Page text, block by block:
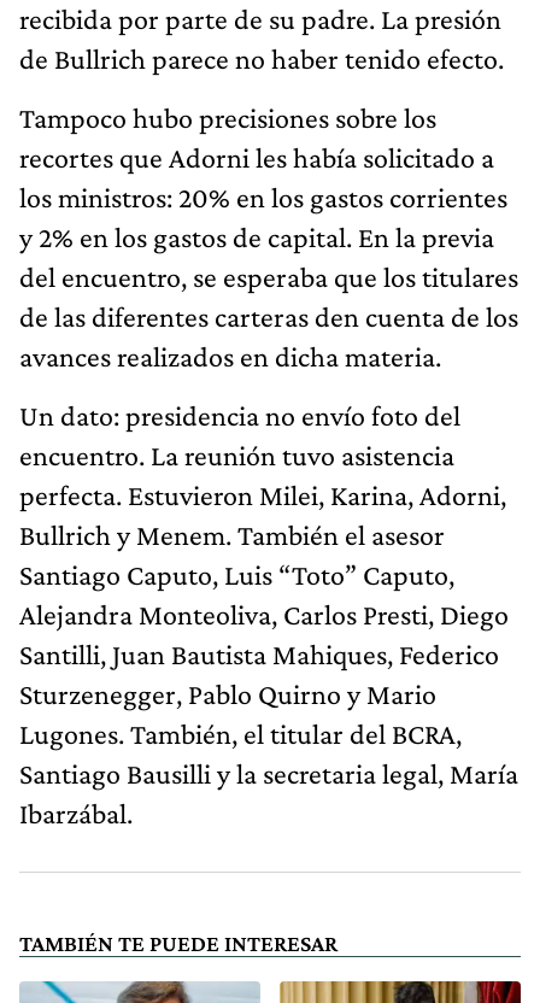
recibida por parte de su padre. La presión
de Bullrich parece no haber tenido efecto.
Tampoco hubo precisiones sobre los
recortes que Adorni les había solicitado a
los ministros: 20% en los gastos corrientes
y 2% en los gastos de capital. En la previa
del encuentro, se esperaba que los titulares
de las diferentes carteras den cuenta de los
avances realizados en dicha materia.
Un dato: presidencia no envío foto del
encuentro. La reunión tuvo asistencia
perfecta. Estuvieron Milei, Karina, Adorni,
Bullrich y Menem. También el asesor
Santiago Caputo, Luis “Toto” Caputo,
Alejandra Monteoliva, Carlos Presti, Diego
Santilli, Juan Bautista Mahiques, Federico
Sturzenegger, Pablo Quirno y Mario
Lugones. También, el titular del BCRA,
Santiago Bausilli y la secretaria legal, María
Ibarzábal.
TAMBIÉN TE PUEDE INTERESAR